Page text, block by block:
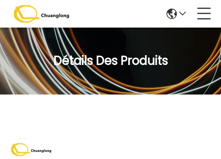
Détails Des Produits